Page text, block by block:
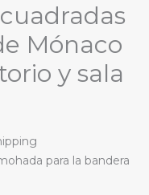
Mónaco
y sala
para la bandera